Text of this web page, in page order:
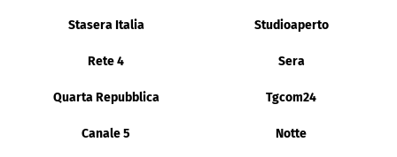
Stasera Italia Studioaperto
Rete 4 Sera
Quarta Repubblica Tgcom24
Canale 5 Notte